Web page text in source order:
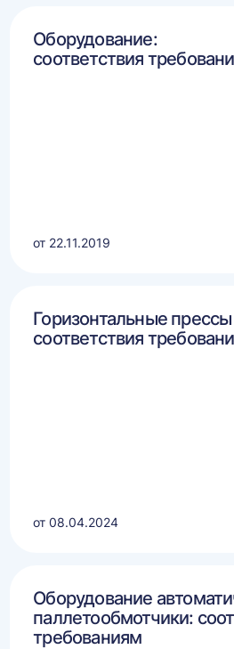
Оборудование:
соответствия
от 22.11.2019
Горизонтальные
соответствия
от 08.04.2024
Оборудование
паллетообмотчики:
требованиям